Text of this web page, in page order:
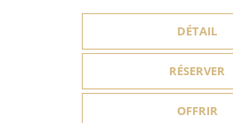
DÉTAIL
RÉSERVER
OFFRIR